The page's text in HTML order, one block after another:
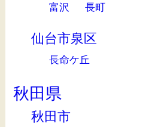
富沢 長町
仙台市泉区
長命ケ丘
秋田県
秋田市